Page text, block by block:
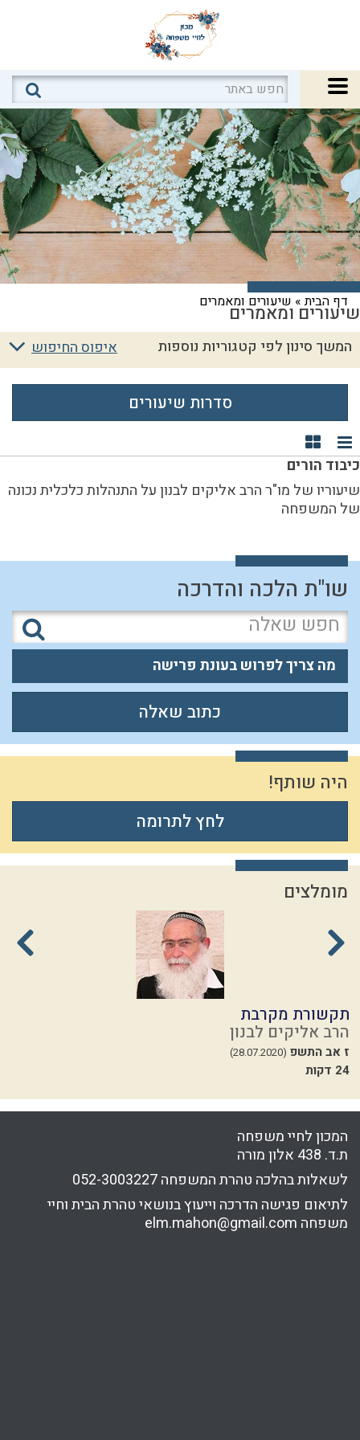
דף הבית» שיעורים ומאמרים
שיעורים ומאמרים
איפוס החיפוש המשך סינון לפי קטגוריות נוספות
סדרות שיעורים
תצוגת רשימה
תצוגת קוביות
כיבוד הורים
שיעוריו של מו"ר הרב אליקים לבנון על התנהלות כלכלית נכונה
של המשפחה
שו"ת הלכה והדרכה
מה צריך לפרוש בעונת פרישה
כתוב שאלה
היה שותף!
לחץ לתרומה
מומלצים
תקשורת מקרבת
הרב אליקים לבנון
ז אב התשפ (28.07.2020)
24 דקות
המכון לחיי משפחה
ת.ד. 438 אלון מורה
לשאלות בהלכה טהרת המשפחה052-3003227
לתיאום פגישה הדרכה וייעוץ בנושאי טהרת הבית וחיי
משפחה elm.mahon@gmail.com